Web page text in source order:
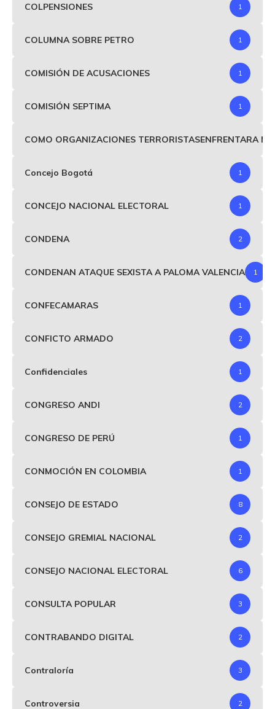
COLPENSIONES 1
COLUMNA SOBRE PETRO 1
COMISIÓN DE ACUSACIONES 1
COMISIÓN SEPTIMA 1
COMO ORGANIZACIONES TERRORISTASENFRENTARA
Concejo Bogotá 1
CONCEJO NACIONAL ELECTORAL 1
CONDENA 2
CONDENAN ATAQUE SEXISTA A PALOMA VALENCIA 1
CONFECAMARAS 1
CONFICTO ARMADO 2
Confidenciales 1
CONGRESO ANDI 2
CONGRESO DE PERÚ 1
CONMOCIÓN EN COLOMBIA 1
CONSEJO DE ESTADO 8
CONSEJO GREMIAL NACIONAL 2
CONSEJO NACIONAL ELECTORAL 6
CONSULTA POPULAR 3
CONTRABANDO DIGITAL 2
Contraloría 3
Controversia 2